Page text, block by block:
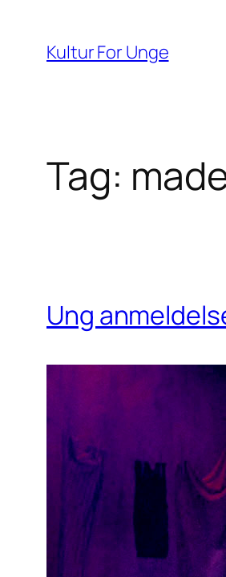
indhold
Kultur For Unge
Tag:
Ung